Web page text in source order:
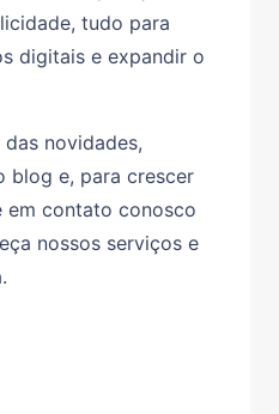
tudo para
digitais e expandir o
novidades,
blog e, para crescer
em contato conosco
nossos serviços e